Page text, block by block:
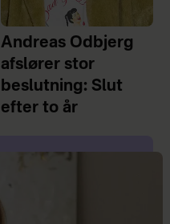
Andreas Odbjerg
afslører stor
beslutning: Slut
efter to år